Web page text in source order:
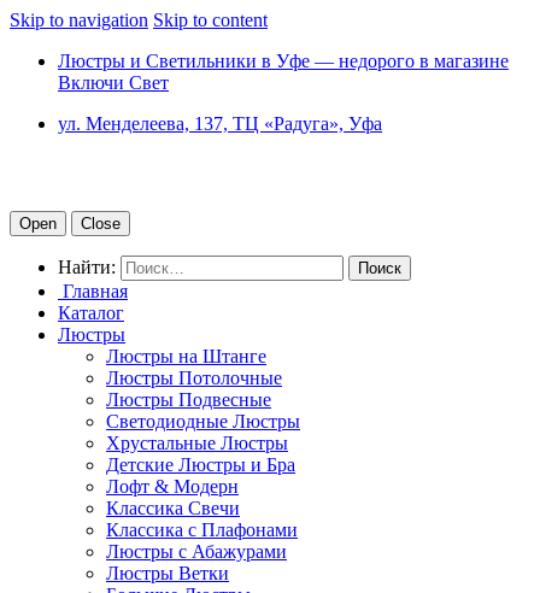
Skip to navigation Skip to content
Люстры и Светильники в Уфе — недорого в магазине
Включи Свет
ул. Менделеева, 137, ТЦ «Радуга», Уфа
Open Close
Найти:
Главная
Каталог
Люстры
Люстры на Штанге
Люстры Потолочные
Люстры Подвесные
Светодиодные Люстры
Хрустальные Люстры
Детские Люстры и Бра
Лофт & Модерн
Классика Свечи
Классика с Плафонами
Люстры с Абажурами
Люстры Ветки